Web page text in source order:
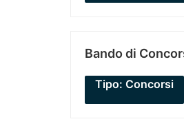
Bando di
Tipo: Concorsi